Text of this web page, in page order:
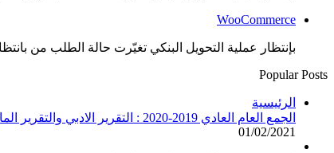
WooCommerce
بإنتظار عملية التحويل البنكي تغيّرت حالة الطلب من
Popular Posts
الرئيسية
الجمع العام العادي 2019-2020 : التقرير الادبي والتقرير المالي
01/02/2021